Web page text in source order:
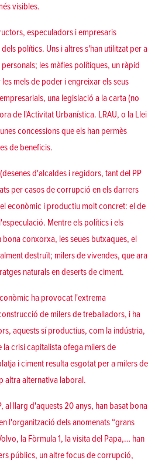
visibles.
especuladors i empresaris
polítics. Uns i altres s'han utilitzat per a
les màfies polítiques, un ràpid
mels de poder i engreixar els seus
una legislació a la carta (no
de l'Activitat Urbanística. LRAU, o la Llei
concessions que els han permès
de beneficis.
d'alcaldes i regidors, tant del PP
per casos de corrupció en els darrers
econòmic i productiu molt concret: el de
Mentre els polítics i els
conxorxa, les seues butxaques, el
destruït; milers de vivendes, que ara
naturals en deserts de ciment.
ha provocat l'extrema
de milers de treballadors, i ha
aquests sí productius, com la indústria,
crisi capitalista ofega milers de
i ciment resulta esgotat per a milers de
altra alternativa laboral.
al llarg d'aquests 20 anys, han basat bona
l'organització dels anomenats “grans
la Fòrmula 1, la visita del Papa,… han
públics, un altre focus de corrupció,